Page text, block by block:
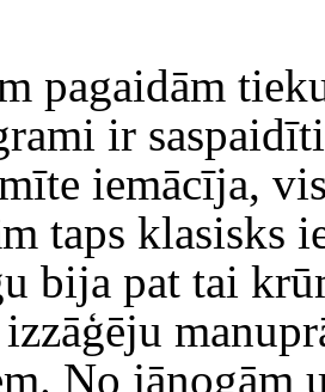
pagaidām
ir
iemācīja,
taps klasisks
bija pat tai
No jāņogām